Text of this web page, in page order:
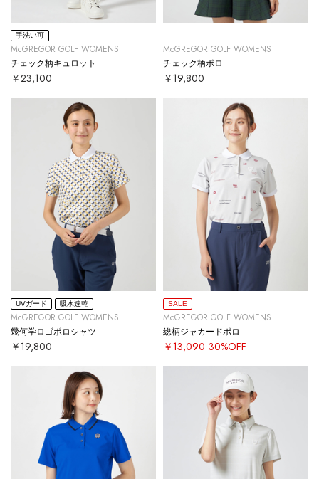
手洗い可
McGREGOR GOLF WOMENS
チェック柄キュロット
￥23,100
McGREGOR GOLF WOMENS
チェック柄ポロ
￥19,800
UVガード 吸水速乾
McGREGOR GOLF WOMENS
幾何学ロゴポロシャツ
￥19,800
SALE
McGREGOR GOLF WOMENS
総柄ジャカードポロ
￥13,090 30%OFF